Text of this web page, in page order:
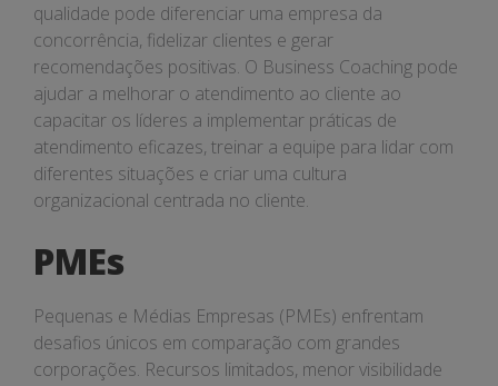
qualidade pode diferenciar uma empresa da
concorrência, fidelizar clientes e gerar
recomendações positivas. O Business Coaching pode
ajudar a melhorar o atendimento ao cliente ao
capacitar os líderes a implementar práticas de
atendimento eficazes, treinar a equipe para lidar com
diferentes situações e criar uma cultura
organizacional centrada no cliente.
PMEs
Pequenas e Médias Empresas (PMEs) enfrentam
desafios únicos em comparação com grandes
corporações. Recursos limitados, menor visibilidade